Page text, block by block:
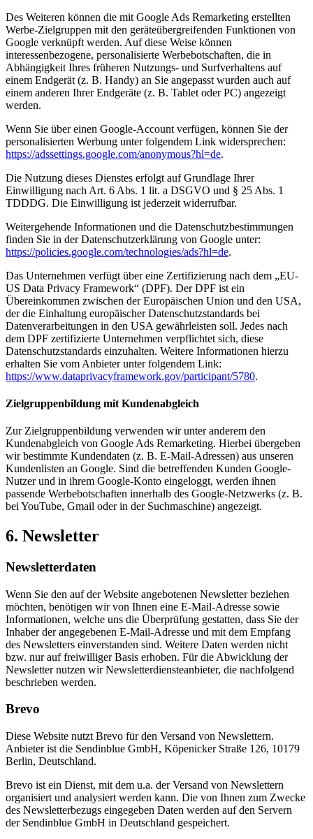
Des Weiteren können die mit Google Ads Remarketing erstellten
Werbe-Zielgruppen mit den geräteübergreifenden Funktionen von
Google verknüpft werden. Auf diese Weise können
interessenbezogene, personalisierte Werbebotschaften, die in
Abhängigkeit Ihres früheren Nutzungs- und Surfverhaltens auf
einem Endgerät (z. B. Handy) an Sie angepasst wurden auch auf
einem anderen Ihrer Endgeräte (z. B. Tablet oder PC) angezeigt
werden.
Wenn Sie über einen Google-Account verfügen, können Sie der
personalisierten Werbung unter folgendem Link widersprechen:
https://adssettings.google.com/anonymous?hl=de.
Die Nutzung dieses Dienstes erfolgt auf Grundlage Ihrer
Einwilligung nach Art. 6 Abs. 1 lit. a DSGVO und § 25 Abs. 1
TDDDG. Die Einwilligung ist jederzeit widerrufbar.
Weitergehende Informationen und die Datenschutzbestimmungen
finden Sie in der Datenschutzerklärung von Google unter:
https://policies.google.com/technologies/ads?hl=de.
Das Unternehmen verfügt über eine Zertifizierung nach dem „EU-
US Data Privacy Framework“ (DPF). Der DPF ist ein
Übereinkommen zwischen der Europäischen Union und den USA,
der die Einhaltung europäischer Datenschutzstandards bei
Datenverarbeitungen in den USA gewährleisten soll. Jedes nach
dem DPF zertifizierte Unternehmen verpflichtet sich, diese
Datenschutzstandards einzuhalten. Weitere Informationen hierzu
erhalten Sie vom Anbieter unter folgendem Link:
https://www.dataprivacyframework.gov/participant/5780.
Zielgruppenbildung mit Kundenabgleich
Zur Zielgruppenbildung verwenden wir unter anderem den
Kundenabgleich von Google Ads Remarketing. Hierbei übergeben
wir bestimmte Kundendaten (z. B. E-Mail-Adressen) aus unseren
Kundenlisten an Google. Sind die betreffenden Kunden Google-
Nutzer und in ihrem Google-Konto eingeloggt, werden ihnen
passende Werbebotschaften innerhalb des Google-Netzwerks (z. B.
bei YouTube, Gmail oder in der Suchmaschine) angezeigt.
6. Newsletter
Newsletter­daten
Wenn Sie den auf der Website angebotenen Newsletter beziehen
möchten, benötigen wir von Ihnen eine E-Mail-Adresse sowie
Informationen, welche uns die Überprüfung gestatten, dass Sie der
Inhaber der angegebenen E-Mail-Adresse und mit dem Empfang
des Newsletters einverstanden sind. Weitere Daten werden nicht
bzw. nur auf freiwilliger Basis erhoben. Für die Abwicklung der
Newsletter nutzen wir Newsletterdiensteanbieter, die nachfolgend
beschrieben werden.
Brevo
Diese Website nutzt Brevo für den Versand von Newslettern.
Anbieter ist die Sendinblue GmbH, Köpenicker Straße 126, 10179
Berlin, Deutschland.
Brevo ist ein Dienst, mit dem u.a. der Versand von Newslettern
organisiert und analysiert werden kann. Die von Ihnen zum Zwecke
des Newsletterbezugs eingegeben Daten werden auf den Servern
der Sendinblue GmbH in Deutschland gespeichert.